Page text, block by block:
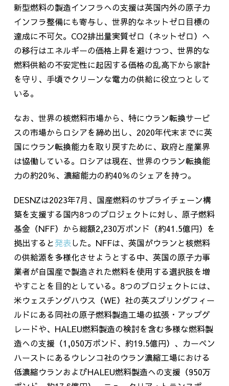
新型燃料の製造インフラへの支援は英国内外の原子力
インフラ整備にも寄与し、世界的なネットゼロ目標の
達成に不可欠。 CO2排出量実質ゼロ（ネットゼロ）へ
の移行はエネルギーの価格上昇を避けつつ、世界的な
燃料供給の不安定性に起因する価格の乱高下から家計
を守り、手頃でクリーンな電力の供給に役立つとして
いる。
なお、世界の核燃料市場から、特にウラン転換サービ
スの市場からロシアを締め出し、 2020年代末までに英
国にウラン転換能力を取り戻すために、政府と産業界
は協働している。ロシアは現在、世界のウラン転換能
力の約20％、濃縮能力の約40％のシェアを持つ。
DESNZは2023年7月、国産燃料のサプライチェーン構
築を支援する国内8つのプロジェクトに対し、原子燃料
基金（NFF）から総額2,230万ポンド（約41.5億円）を
拠出すると発表した。 NFFは、英国がウランと核燃料
の供給源を多様化させようとする中、英国の原子力事
業者が自国産で製造された燃料を使用する選択肢を増
やすことを目的としている。 8つのプロジェクトには、
米ウェスチングハウス（WE）社の英スプリングフィー
ルドにある同社の原子燃料製造工場の拡張・アップグ
レードや、 HALEU燃料製造の検討を含む多様な燃料製
造への支援（1,050万ポンド、約19.5億円）、カーペン
ハーストにあるウレンコ社のウラン濃縮工場における
低濃縮ウランおよびHALEU燃料製造への支援（950万